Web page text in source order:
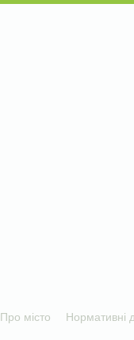
Про місто Нормативні